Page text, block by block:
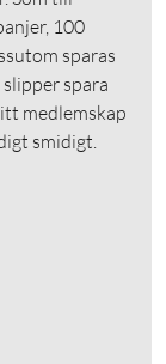
100
sparas
spara
medlemskap
smidigt.